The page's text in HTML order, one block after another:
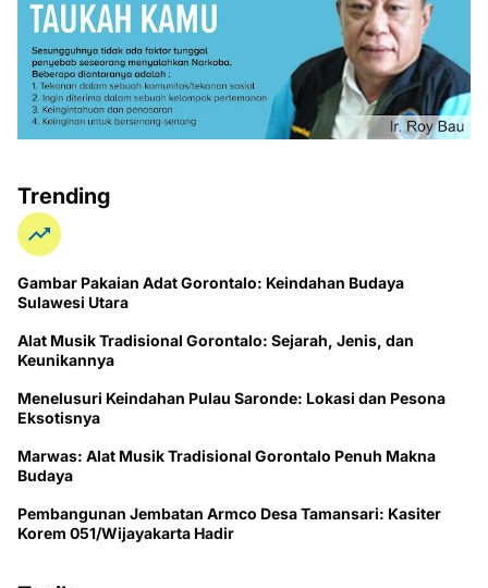
Trending
Gambar Pakaian Adat Gorontalo: Keindahan Budaya
Sulawesi Utara
Alat Musik Tradisional Gorontalo: Sejarah, Jenis, dan
Keunikannya
Menelusuri Keindahan Pulau Saronde: Lokasi dan Pesona
Eksotisnya
Marwas: Alat Musik Tradisional Gorontalo Penuh Makna
Budaya
Pembangunan Jembatan Armco Desa Tamansari: Kasiter
Korem 051/Wijayakarta Hadir